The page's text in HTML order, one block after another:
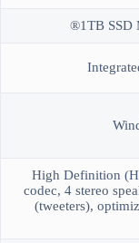
1TB SSD
High Definition
codec, 4 stereo
(tweeters),